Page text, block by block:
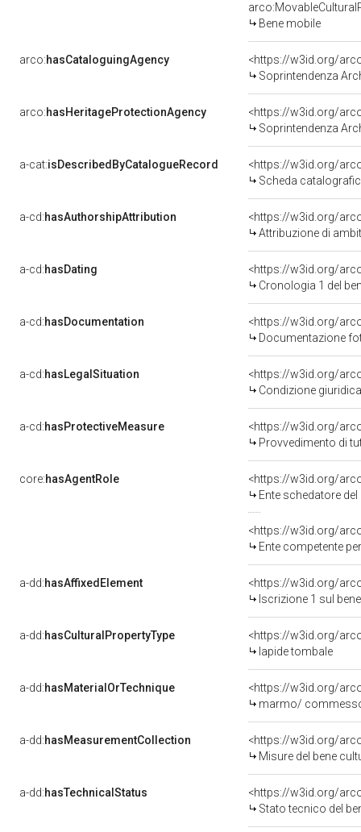
Bene mobile
arco:hasCataloguingAgency
<https://w3id.org/
Soprintendenza
arco:hasHeritageProtectionAgency
<https://w3id.org/
Soprintendenza
a-cat:isDescribedByCatalogueRecord
<https://w3id.org/
Scheda
a-cd:hasAuthorshipAttribution
<https://w3id.org/
Attribuzione di
a-cd:hasDating
<https://w3id.org/
Cronologia 1 del
a-cd:hasDocumentation
Documentazione
a-cd:hasLegalSituation
Condizione
a-cd:hasProtectiveMeasure
<https://w3id.org/
Provvedimento di
core:hasAgentRole
<https://w3id.org/
Ente schedatore del
<https://w3id.org/
Ente competente per tutela
a-dd:hasAffixedElement
<https://w3id.org/
Iscrizione 1 sul
a-dd:hasCulturalPropertyType
<https://w3id.org/
lapide tombale
a-dd:hasMaterialOrTechnique
<https://w3id.org/
marmo/
a-dd:hasMeasurementCollection
<https://w3id.org/
Misure del bene
a-dd:hasTechnicalStatus
<https://w3id.org/
Stato tecnico del